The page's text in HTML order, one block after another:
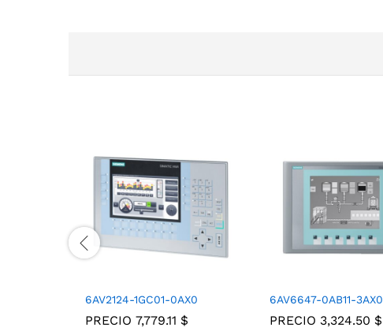
6AV2124-1GC01-0AX0
PRECIO 7,779.11 $
6AV6647-0AB11-3AX0
PRECIO 3,324.50 $